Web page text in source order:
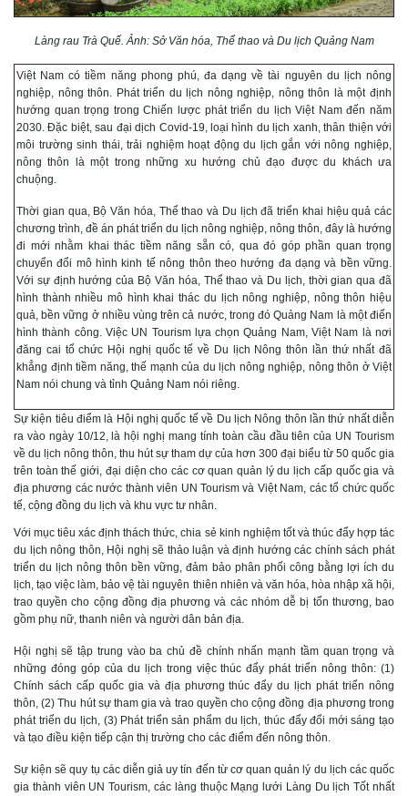
Làng rau Trà Quế. Ảnh: Sở Văn hóa, Thể thao và Du lịch Quảng Nam
Việt Nam có tiềm năng phong phú, đa dạng về tài nguyên du lịch nông
nghiệp, nông thôn. Phát triển du lịch nông nghiệp, nông thôn là một định
hướng quan trọng trong Chiến lược phát triển du lịch Việt Nam đến năm
2030. Đặc biệt, sau đại dịch Covid-19, loại hình du lịch xanh, thân thiện với
môi trường sinh thái, trải nghiệm hoạt động du lịch gắn với nông nghiệp,
nông thôn là một trong những xu hướng chủ đạo được du khách ưa
chuộng.
Thời gian qua, Bộ Văn hóa, Thể thao và Du lịch đã triển khai hiệu quả các
chương trình, đề án phát triển du lịch nông nghiệp, nông thôn, đây là hướng
đi mới nhằm khai thác tiềm năng sẵn có, qua đó góp phần quan trọng
chuyển đổi mô hình kinh tế nông thôn theo hướng đa dạng và bền vững.
Với sự định hướng của Bộ Văn hóa, Thể thao và Du lịch, thời gian qua đã
hình thành nhiều mô hình khai thác du lịch nông nghiệp, nông thôn hiệu
quả, bền vững ở nhiều vùng trên cả nước, trong đó Quảng Nam là một điển
hình thành công. Việc UN Tourism lựa chọn Quảng Nam, Việt Nam là nơi
đăng cai tổ chức Hội nghị quốc tế về Du lịch Nông thôn lần thứ nhất đã
khẳng định tiềm năng, thế mạnh của du lịch nông nghiệp, nông thôn ở Việt
Nam nói chung và tỉnh Quảng Nam nói riêng.
Sự kiện tiêu điểm là Hội nghị quốc tế về Du lịch Nông thôn lần thứ nhất diễn
ra vào ngày 10/12, là hội nghị mang tính toàn cầu đầu tiên của UN Tourism
về du lịch nông thôn, thu hút sự tham dự của hơn 300 đại biểu từ 50 quốc gia
trên toàn thế giới, đại diện cho các cơ quan quản lý du lịch cấp quốc gia và
địa phương các nước thành viên UN Tourism và Việt Nam, các tổ chức quốc
tế, cộng đồng du lịch và khu vực tư nhân.
Với mục tiêu xác định thách thức, chia sẻ kinh nghiệm tốt và thúc đẩy hợp tác
du lịch nông thôn, Hội nghị sẽ thảo luận và định hướng các chính sách phát
triển du lịch nông thôn bền vững, đảm bảo phân phối công bằng lợi ích du
lịch, tạo việc làm, bảo vệ tài nguyên thiên nhiên và văn hóa, hòa nhập xã hội,
trao quyền cho cộng đồng địa phương và các nhóm dễ bị tổn thương, bao
gồm phụ nữ, thanh niên và người dân bản địa.
Hội nghị sẽ tập trung vào ba chủ đề chính nhấn mạnh tầm quan trọng và
những đóng góp của du lịch trong việc thúc đẩy phát triển nông thôn: (1)
Chính sách cấp quốc gia và địa phương thúc đẩy du lịch phát triển nông
thôn, (2) Thu hút sự tham gia và trao quyền cho cộng đồng địa phương trong
phát triển du lịch, (3) Phát triển sản phẩm du lịch, thúc đẩy đổi mới sáng tạo
và tạo điều kiện tiếp cận thị trường cho các điểm đến nông thôn.
Sự kiện sẽ quy tụ các diễn giả uy tín đến từ cơ quan quản lý du lịch các quốc
gia thành viên UN Tourism, các làng thuộc Mạng lưới Làng Du lịch Tốt nhất